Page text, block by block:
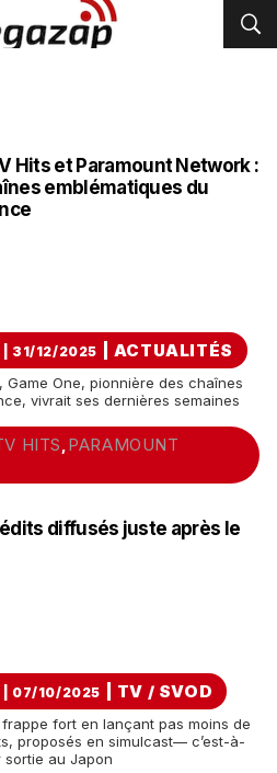
Hits et Paramount Network :
emblématiques du
| 31/12/2025 ACTUALITÉS
Game One, pionnière des chaînes
vivrait ses dernières semaines
HITS PARAMOUNT
diffusés juste après le
| 07/10/2025 TV / SVOD
fort en lançant pas moins de
proposés en simulcast— c’est-à-
au Japon